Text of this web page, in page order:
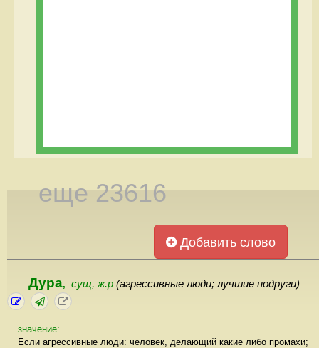
еще 23616
Добавить слово
Дура, сущ, ж.р (агрессивные люди; лучшие подруги)
значение:
Если агрессивные люди: человек, делающий какие либо промахи;